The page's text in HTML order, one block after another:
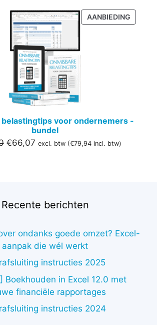
AANBIEDING
IN
voor ondernemers -
bundel
Oorspronkelijke
€66,07Huidige
excl. btw (€79,94incl. btw)
Recente berichten
ondanks goede omzet? Excel-
aanpak die wél werkt
instructies 2025
Boekhouden in Excel 12.0 met
financiële rapportages
instructies 2024